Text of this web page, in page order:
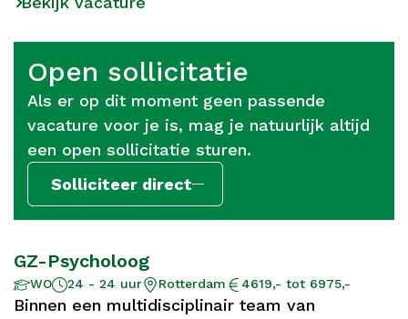
Open sollicitatie
Als er op dit moment geen passende
vacature voor je is, mag je natuurlijk altijd
een open sollicitatie sturen.
Solliciteer direct
GZ-Psycholoog
Opleidingsniveau
WO
Aantal
uur
24 - 24 uur
Locatie Rotterdam
Salaris 4619,- tot 6975,-
Binnen een multidisciplinair team van